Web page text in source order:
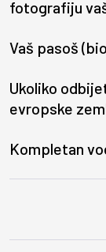
fotografiju
Vaš pasoš
Ukoliko
evropske
Kompletan